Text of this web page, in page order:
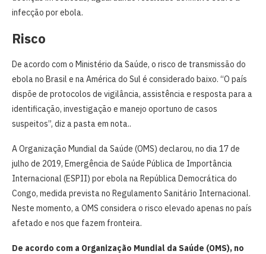
infecção por ebola.
Risco
De acordo com o Ministério da Saúde, o risco de transmissão do
ebola no Brasil e na América do Sul é considerado baixo. “O país
dispõe de protocolos de vigilância, assistência e resposta para a
identificação, investigação e manejo oportuno de casos
suspeitos”, diz a pasta em nota..
A Organização Mundial da Saúde (OMS) declarou, no dia 17 de
julho de 2019, Emergência de Saúde Pública de Importância
Internacional (ESPII) por ebola na República Democrática do
Congo, medida prevista no Regulamento Sanitário Internacional.
Neste momento, a OMS considera o risco elevado apenas no país
afetado e nos que fazem fronteira.
De acordo com a Organização Mundial da Saúde (OMS), no